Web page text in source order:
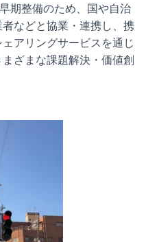
期整備のため、国や自治
などと協業・連携し、携
アリングサービスを通じ
ざまな課題解決・価値創